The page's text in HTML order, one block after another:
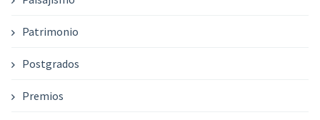
Patrimonio
Postgrados
Premios